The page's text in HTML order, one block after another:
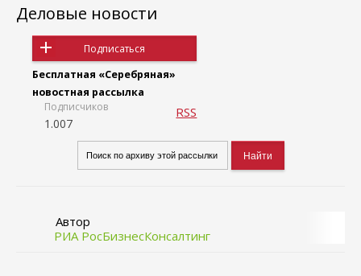
Деловые новости
Подписаться
Бесплатная «Серебряная»
новостная рассылка
Подписчиков
1.007
RSS
Автор
РИА РосБизнесКонсалтинг